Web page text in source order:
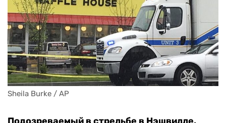
Sheila Burke / AP